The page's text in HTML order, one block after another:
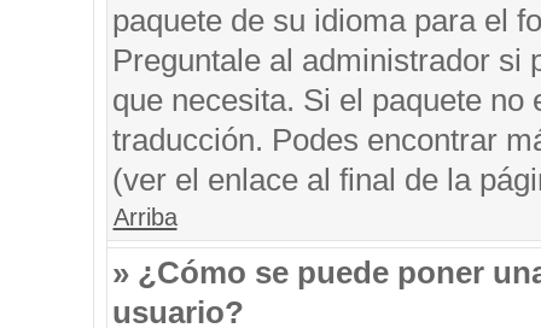
paquete de su idioma para el
Preguntale al administrador si
que necesita. Si el paquete
traducción. Podes encontrar
(ver el enlace al final de la
Arriba
» ¿Cómo se puede poner
usuario?